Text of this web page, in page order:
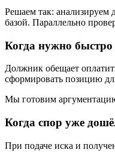
Решаем так: анализируем
базой. Параллельно
Когда нужно быстро
Должник обещает
сформировать позицию
Мы готовим
Когда спор уже
При подаче иска и